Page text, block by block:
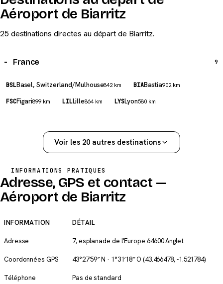
Aéroport de Biarritz
25 destinations directes au départ de Biarritz.
France 9
BSLBasel, Switzerland/Mulhouse842 km BIABastia902 km
FSCFigari899 km LILLille864 km LYSLyon580 km
Voir les 20 autres destinations
INFORMATIONS PRATIQUES
Adresse, GPS et contact —
Aéroport de Biarritz
INFORMATION DÉTAIL
Adresse 7, esplanade de l'Europe 64600 Anglet
Coordonnées GPS 43°27′59″ N · 1°31′18″ O (43.466478, -1.521784)
Téléphone Pas de standard